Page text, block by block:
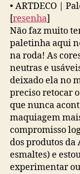
• ARTDECO |
[resenha]
Não faz muito
paletinha aqui
na roda! As
neutras e
deixado ela no
preciso retocar
que nunca
maquiagem
compromisso
dos produtos da
esmaltes) e
experimentar